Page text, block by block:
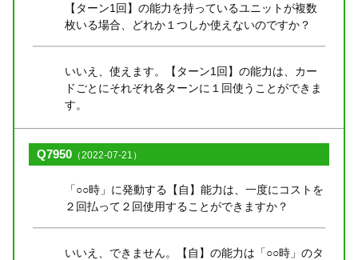
【ターン1回】の能力を持っているユニットが複数
枚いる場合、どれか１つしか使えないのですか？
いいえ、使えます。【ターン1回】の能力は、カー
ドごとにそれぞれ各ターンに１回使うことができま
す。
Q7950 （2022-07-21）
「○○時」に発動する【自】能力は、一度にコストを
２回払って２回使用することができますか？
いいえ、できません。【自】の能力は「○○時」のタ